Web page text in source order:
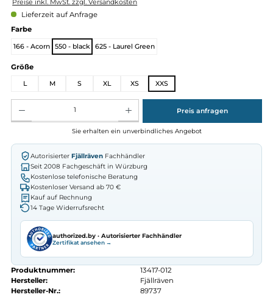
Regulärer Preis:
349,95 €
Preise inkl. MwSt. zzgl. Versandkosten
Lieferzeit auf Anfrage
Farbe
166 - Acorn 550 - black 625 - Laurel Green
Größe auswählen
S XL XS XXS
Produkt Anzahl: Gib den gewünschten Wert ein oder benutze die Schaltflächen um die
Sie erhalten ein unverbindliches Angebot
AutorisierterFjällräven
Seit 2008 Fachgeschäft in Würzburg
Kostenlose telefonische Beratung
Kostenloser Versand ab 70 €
Kauf auf Rechnung
14 Tage Widerrufsrecht
authorized.by · Autorisierter Fachhändler